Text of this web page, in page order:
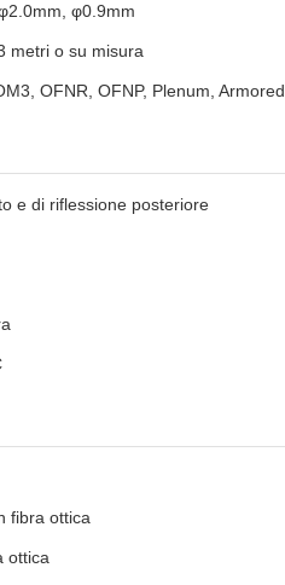
φ0.9mm
metri o su misura
OFNR, OFNP, Plenum, Armored
e di riflessione posteriore
fibra ottica
ottica